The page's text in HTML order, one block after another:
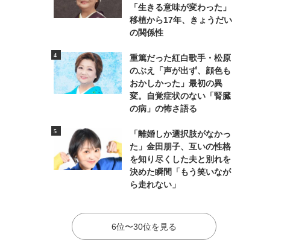
「生きる意味が変わった」
移植から17年、きょうだい
の関係性
重篤だった紅白歌手・松原
のぶえ「声が出ず、顔色も
おかしかった」最初の異
変。自覚症状のない「腎臓
の病」の怖さ語る
「離婚しか選択肢がなかっ
た」金田朋子、互いの性格
を知り尽くした夫と別れを
決めた瞬間「もう笑いなが
ら走れない」
6位〜30位を見る